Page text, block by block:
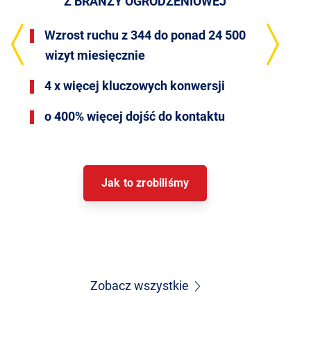
Wzrost ruchu z 344 do ponad 24 500
wizyt miesięcznie
4 x więcej kluczowych konwersji
o 400% więcej dojść do kontaktu
Jak to zrobiliśmy
Zobacz wszystkie